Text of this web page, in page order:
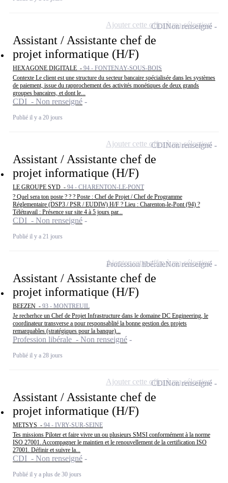
Assistant / Assistante chef de
projet informatique (H/F)
HEXAGONE DIGITALE - 94 - FONTENAY-SOUS-BOIS
Contexte Le client est une structure du secteur bancaire spécialisée dans les systèmes
de paiement, issue du rapprochement des activités monétiques de deux grands
groupes bancaires, et dont le...
CDI - Non renseigné
Publié il y a 20 jours
CDINon renseigné
Ajouter cette offre à ma sélection
Assistant / Assistante chef de
projet informatique (H/F)
LE GROUPE SYD - 94 - CHARENTON-LE-PONT
? Quel sera ton poste ? ? ? Poste : Chef de Projet / Chef de Programme
Réglementaire (DSP3 / PSR / EUDIW) H/F ? Lieu : Charenton-le-Pont (94) ?
Télétravail : Présence sur site 4 à 5 jours par...
CDI - Non renseigné
Publié il y a 21 jours
CDINon renseigné
Ajouter cette offre à ma sélection
Assistant / Assistante chef de
projet informatique (H/F)
BEEZEN - 93 - MONTREUIL
Je recherhce un Chef de Projet Infrastructure dans le domaine DC Engineering, le
coordinateur transverse a pour responsablité la bonne gestion des projets
remarquables (stratégiques pour la banque)...
Profession libérale - Non renseigné
Publié il y a 28 jours
Profession libéraleNon renseigné
Ajouter cette offre à ma sélection
Assistant / Assistante chef de
projet informatique (H/F)
METSYS - 94 - IVRY-SUR-SEINE
Tes missions Piloter et faire vivre un ou plusieurs SMSI conformément à la norme
ISO 27001. Accompagner le maintien et le renouvellement de la certification ISO
27001. Définir et suivre la...
CDI - Non renseigné
Publié il y a plus de 30 jours
CDINon renseigné
Ajouter cette offre à ma sélection